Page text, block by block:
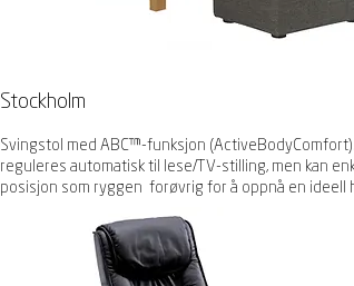
Stockholm
Svingstol med ABC™-funksjon
reguleres automatisk til lese/TV-stilling, men kan
posisjon som ryggen forøvrig for å oppnå en ideell